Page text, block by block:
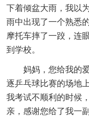
下着倾盆大雨，我以
雨中出现了一个熟悉
摩托车摔了一跤，连
到学校。
妈妈，您给我的爱
逐乒乓球比赛的场地
我考试不顺利的时候
亲，感谢您给了我一